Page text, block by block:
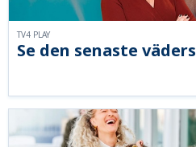
Se den senaste
TV4 PLAY